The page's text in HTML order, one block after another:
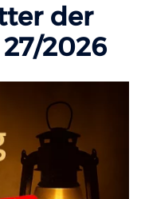
der
2026